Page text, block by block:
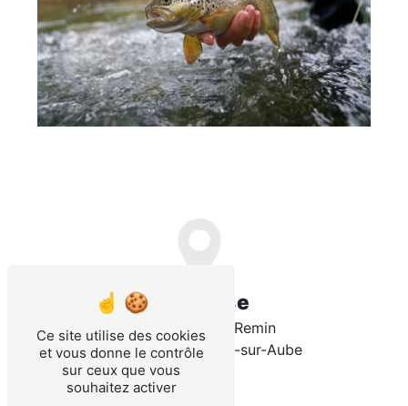
Adresse
9 rue du Mont Remin
21520 Veuxhaulles-sur-Aube
Ce site utilise des cookies
et vous donne le contrôle
sur ceux que vous
souhaitez activer